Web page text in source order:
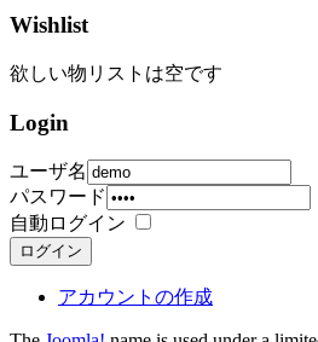
Wishlist
欲しい物リストは空です
Login
ユーザ名
パスワード
自動ログイン
ログイン
アカウントの作成